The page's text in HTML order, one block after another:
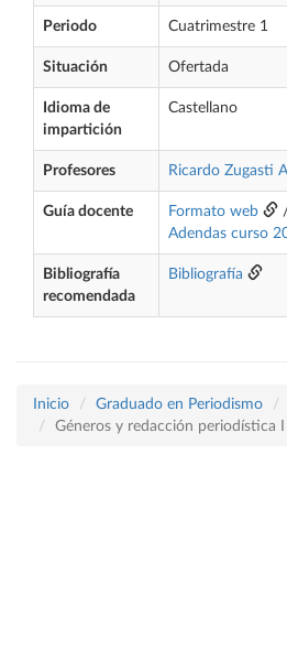
Periodo Cuatrimestre 1
Situación Ofertada
Idioma de
impartición
Castellano
Profesores Ricardo Zugasti
Guía docente Formato web
Adendas curso
Bibliografía
recomendada
Bibliografía
Inicio Graduado en Periodismo
Géneros y redacción periodística I